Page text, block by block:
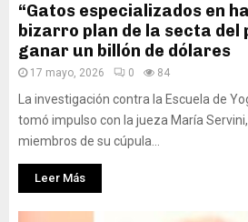
“Gatos especializados en
bizarro plan de la secta del
ganar un billón de dólares
17 mayo, 2026 0 84
La investigación contra la Escuela de
tomó impulso con la jueza María
miembros de su cúpula...
Leer Más